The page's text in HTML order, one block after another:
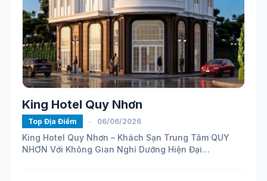
King Hotel Quy Nhơn
Top Địa Điểm - 06/06/2026
King Hotel Quy Nhơn – Khách Sạn Trung Tâm QUY
NHƠN Với Không Gian Nghỉ Dưỡng Hiện Đại